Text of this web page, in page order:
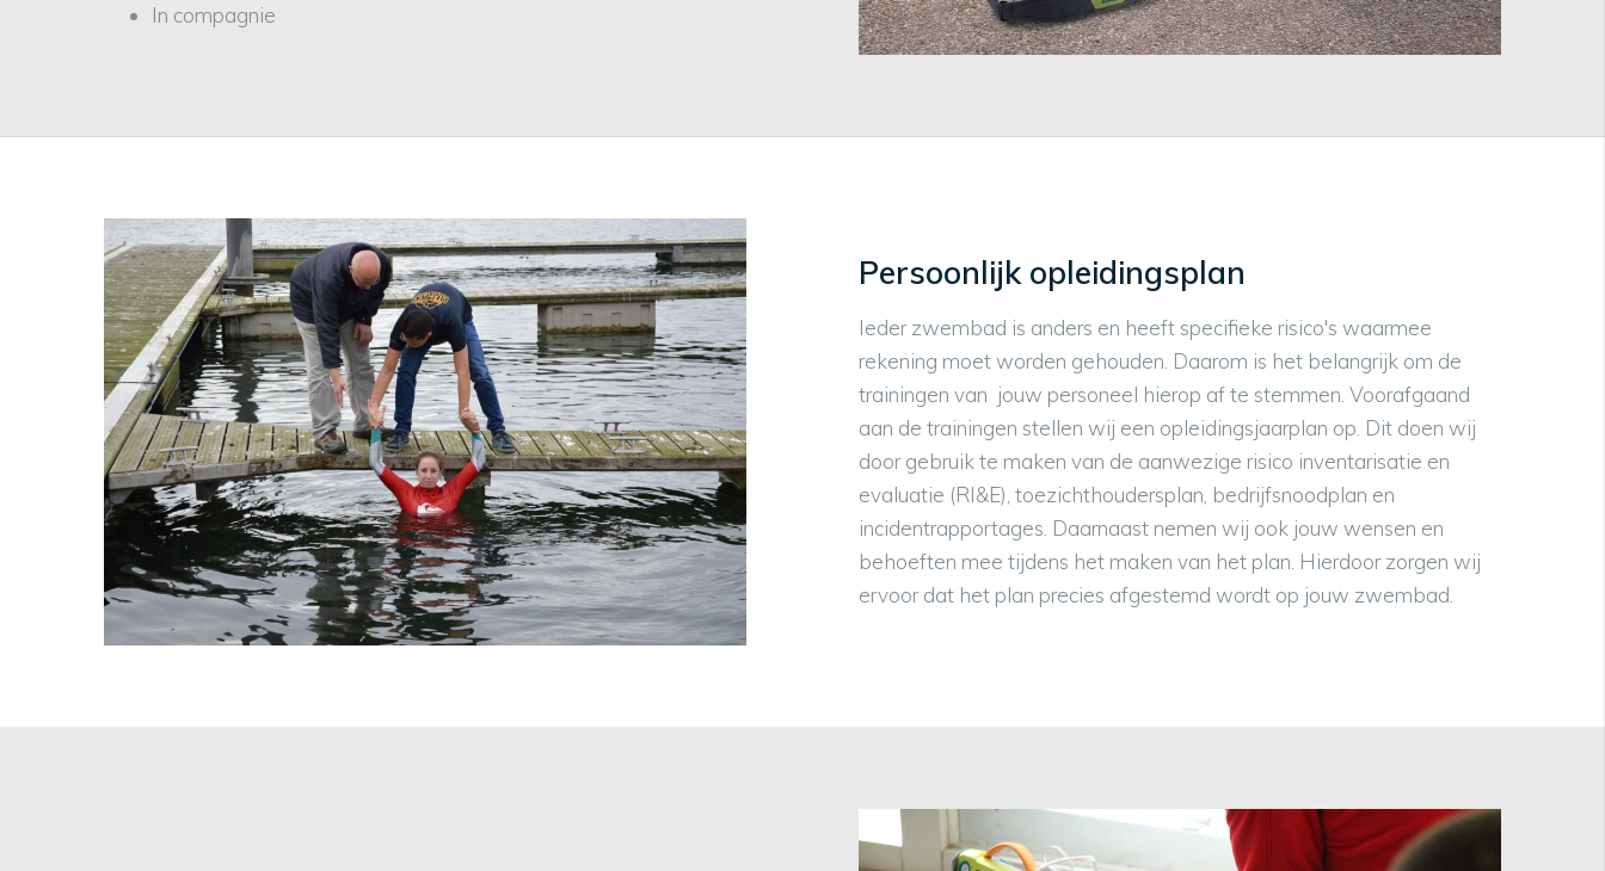
In compagnie
Persoonlijk opleidingsplan
Ieder zwembad is anders en heeft specifieke risico's waarmee
rekening moet worden gehouden. Daarom is het belangrijk om de
trainingen van jouw personeel hierop af te stemmen. Voorafgaand
aan de trainingen stellen wij een opleidingsjaarplan op. Dit doen wij
door gebruik te maken van de aanwezige risico inventarisatie en
evaluatie (RI&E), toezichthoudersplan, bedrijfsnoodplan en
incidentrapportages. Daarnaast nemen wij ook jouw wensen en
behoeften mee tijdens het maken van het plan. Hierdoor zorgen wij
ervoor dat het plan precies afgestemd wordt op jouw zwembad.